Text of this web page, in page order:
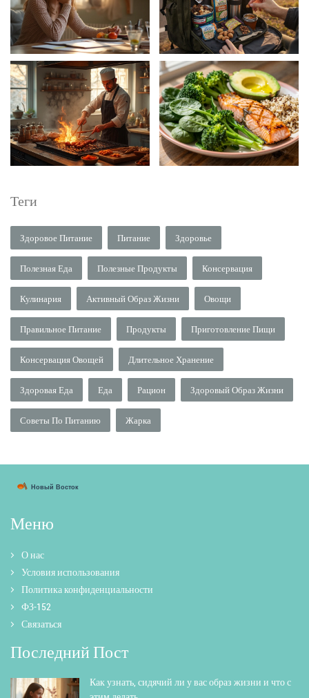
Теги
Здоровое Питание Питание Здоровье
Полезная Еда Полезные Продукты Консервация
Кулинария Активный Образ Жизни Овощи
Правильное Питание Продукты Приготовление Пищи
Консервация Овощей Длительное Хранение
Здоровая Еда Еда Рацион Здоровый Образ Жизни
Советы По Питанию Жарка
Меню
О нас
Условия использования
Политика конфиденциальности
ФЗ-152
Связаться
Последний Пост
Как узнать, сидячий ли у вас образ жизни и что с